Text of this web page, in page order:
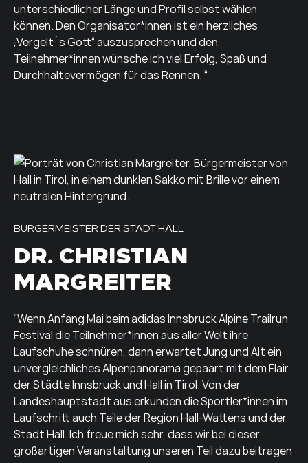
unterschiedlicher Länge und Profil selbst wählen
können. Den Organisator*innen ist ein herzliches
„Vergelt`s Gott“ auszusprechen und den
Teilnehmer*innen wünsche ich viel Erfolg, Spaß und
Durchhaltevermögen für das Rennen. “
BÜRGERMEISTER DER STADT HALL
DR. CHRISTIAN
MARGREITER
“Wenn Anfang Mai beim adidas Innsbruck Alpine Trailrun
Festival die Teilnehmer*innen aus aller Welt ihre
Laufschuhe schnüren, dann erwartet Jung und Alt ein
unvergleichliches Alpenpanorama gepaart mit dem Flair
der Städte Innsbruck und Hall in Tirol. Von der
Landeshauptstadt aus erkunden die Sportler*innen im
Laufschritt auch Teile der Region Hall-Wattens und der
Stadt Hall. Ich freue mich sehr, dass wir bei dieser
großartigen Veranstaltung unseren Teil dazu beitragen